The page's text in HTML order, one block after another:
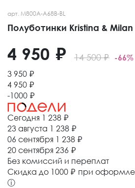
арт. M800A-A68B-BL
Полуботинки Kristina & Milan
14 500 ₽ -66%
4 950 ₽
3 950 ₽
4 950 ₽
-1000 ₽
Сегодня 1 238 ₽
23 августа 1 238 ₽
06 сентября 1 238 ₽
20 сентября 236 ₽
Без комиссий и переплат
Cкидка до 1000 ₽ при
ⓘ